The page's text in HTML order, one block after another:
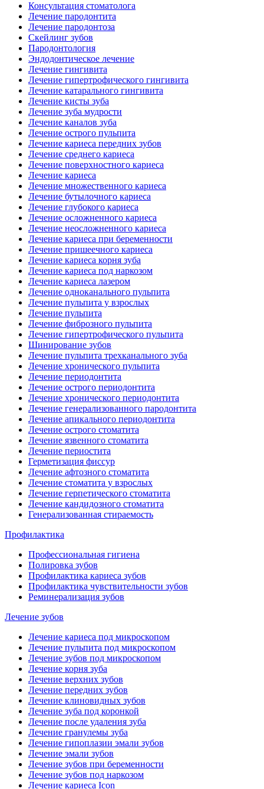
Консультация стоматолога
Лечение пародонтита
Лечение пародонтоза
Скейлинг зубов
Пародонтология
Эндодонтическое лечение
Лечение гингивита
Лечение гипертрофического гингивита
Лечение катарального гингивита
Лечение кисты зуба
Лечение зуба мудрости
Лечение каналов зуба
Лечение острого пульпита
Лечение кариеса передних зубов
Лечение среднего кариеса
Лечение поверхностного кариеса
Лечение кариеса
Лечение множественного кариеса
Лечение бутылочного кариеса
Лечение глубокого кариеса
Лечение осложненного кариеса
Лечение неосложненного кариеса
Лечение кариеса при беременности
Лечение пришеечного кариеса
Лечение кариеса корня зуба
Лечение кариеса под наркозом
Лечение кариеса лазером
Лечение одноканального пульпита
Лечение пульпита у взрослых
Лечение пульпита
Лечение фиброзного пульпита
Лечение гипертрофического пульпита
Шинирование зубов
Лечение пульпита трехканального зуба
Лечение хронического пульпита
Лечение периодонтита
Лечение острого периодонтита
Лечение хронического периодонтита
Лечение генерализованного пародонтита
Лечение апикального периодонтита
Лечение острого стоматита
Лечение язвенного стоматита
Лечение периостита
Герметизация фиссур
Лечение афтозного стоматита
Лечение стоматита у взрослых
Лечение герпетического стоматита
Лечение кандидозного стоматита
Генерализованная стираемость
Профилактика
Профессиональная гигиена
Полировка зубов
Профилактика кариеса зубов
Профилактика чувствительности зубов
Реминерализация зубов
Лечение зубов
Лечение кариеса под микроскопом
Лечение пульпита под микроскопом
Лечение зубов под микроскопом
Лечение корня зуба
Лечение верхних зубов
Лечение передних зубов
Лечение клиновидных зубов
Лечение зуба под коронкой
Лечение после удаления зуба
Лечение гранулемы зуба
Лечение гипоплазии эмали зубов
Лечение эмали зубов
Лечение зубов при беременности
Лечение зубов под наркозом
Лечение кариеса Icon